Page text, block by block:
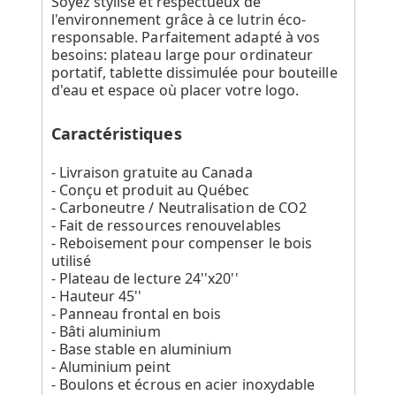
l'environnement grâce à ce lutrin éco-
responsable. Parfaitement adapté à vos
besoins: plateau large pour ordinateur
portatif, tablette dissimulée pour bouteille
d'eau et espace où placer votre logo.
Caractéristiques
- Livraison gratuite au Canada
- Conçu et produit au Québec
- Carboneutre / Neutralisation de CO2
- Fait de ressources renouvelables
- Reboisement pour compenser le bois
utilisé
- Plateau de lecture 24''x20''
- Hauteur 45''
- Panneau frontal en bois
- Bâti aluminium
- Base stable en aluminium
- Aluminium peint
- Boulons et écrous en acier inoxydable